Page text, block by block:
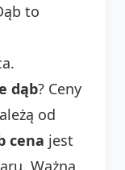
to
dąb? Ceny
od
cena jest
Ważna